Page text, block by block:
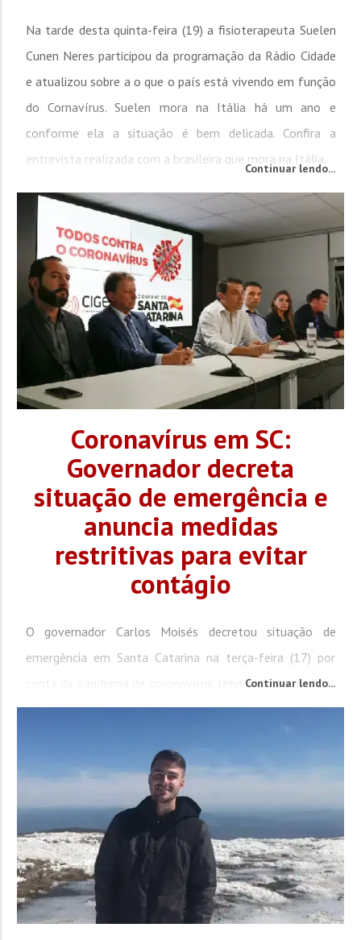
Na tarde desta quinta-feira (19) a fisioterapeuta Suelen
Cunen Neres participou da programação da Rádio Cidade
e atualizou sobre a o que o país está vivendo em função
do Cornavírus. Suelen mora na Itália há um ano e
conforme ela a situação é bem delicada. Confira a
entrevista realizada com a brasileira que mora na Itália.
Continuar lendo...
Coronavírus em SC:
Governador decreta
situação de emergência e
anuncia medidas
restritivas para evitar
contágio
O governador Carlos Moisés decretou situação de
emergência em Santa Catarina na terça-feira (17) por
conta da pandemia de coronavírus. Uma série de medidas
restritivas, que será adotada pelos próximos sete dias,
do vírus no estado. A decisão foi tomada após o primeiro
registro de transmissão comunitária em...
Continuar lendo...